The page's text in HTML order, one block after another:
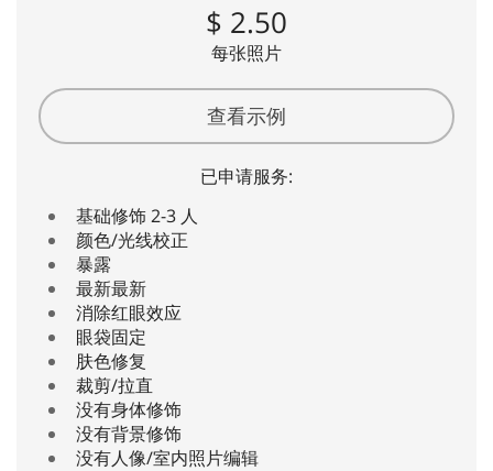
$ 2.50
每张照片
查看示例
已申请服务:
基础修饰 2-3 人
颜色/光线校正
暴露
最新最新
消除红眼效应
眼袋固定
肤色修复
裁剪/拉直
没有身体修饰
没有背景修饰
没有人像/室内照片编辑